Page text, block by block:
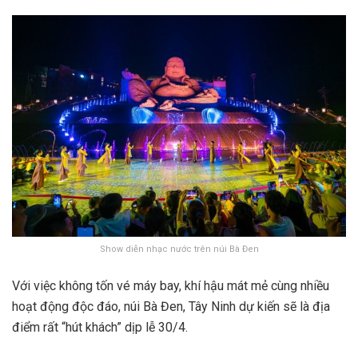
Show diễn nhạc nước trên núi Bà Đen
Với việc không tốn vé máy bay, khí hậu mát mẻ cùng nhiều
hoạt động độc đáo, núi Bà Đen, Tây Ninh dự kiến sẽ là địa
điểm rất “hút khách” dịp lễ 30/4.